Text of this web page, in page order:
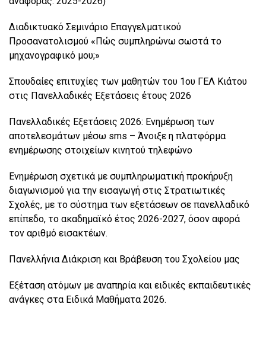
Διαδικτυακό Σεμινάριο Επαγγελματικού
Προσανατολισμού «Πώς συμπληρώνω σωστά το
μηχανογραφικό μου;»
Σπουδαίες επιτυχίες των μαθητών του 1ου ΓΕΛ Κιάτου
στις Πανελλαδικές Εξετάσεις έτους 2026
Πανελλαδικές Εξετάσεις 2026: Ενημέρωση των
αποτελεσμάτων μέσω sms – Άνοιξε η πλατφόρμα
ενημέρωσης στοιχείων κινητού τηλεφώνο
Ενημέρωση σχετικά με συμπληρωματική προκήρυξη
διαγωνισμού για την εισαγωγή στις Στρατιωτικές
Σχολές, με το σύστημα των εξετάσεων σε πανελλαδικό
επίπεδο, το ακαδημαϊκό έτος 2026-2027, όσον αφορά
τον αριθμό εισακτέων.
Πανελλήνια Διάκριση και Βράβευση του Σχολείου μας
Εξέταση ατόμων με αναπηρία και ειδικές εκπαιδευτικές
ανάγκες στα Ειδικά Μαθήματα 2026.